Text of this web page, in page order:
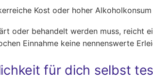
Kost oder hoher Alkoholkonsum
oder behandelt werden muss, reicht
Einnahme keine nennenswerte
für dich selbst